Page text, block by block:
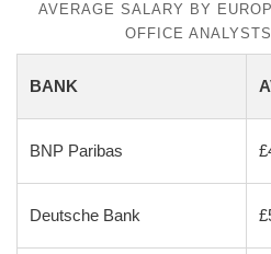
AVERAGE SALARY BY
OFFICE
BANK
BNP Paribas
Deutsche Bank